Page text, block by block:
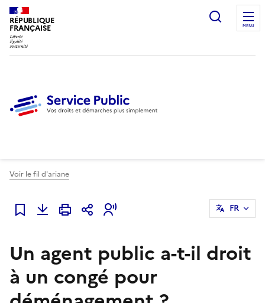
RÉPUBLIQUE
FRANÇAISE
Ouvrir
MENU
Voir le fil d'ariane
Ajouter à mes favoris
FR
Un agent public a-t-il droit
à un congé pour